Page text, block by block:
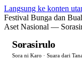
Langsung ke konten
Festival Bunga dan
Aset Nasional —
Sorasirulo
Sora ni Karo · Suara dari